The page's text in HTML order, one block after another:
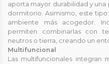
aporta mayor durabilidad y
dormitorio. Asimismo, este
ambiente más acogedor.
permiten combinarlas con
neutros o tierra, creando un
Multifuncional
Las multifuncionales integran